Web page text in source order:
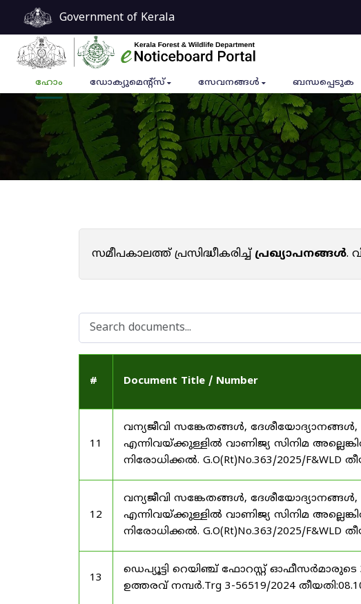
Government of Kerala
ഹോം ഡോക്യുമെൻ്റ്സ് സേവനങ്ങൾ ബന്ധപ്പെടുക
സമീപകാലത്ത് പ്രസിദ്ധീകരിച്ച്പ്രഖ്യാപനങ്ങൾ.
# Document Title / Number
11
വന്യജീവി സങ്കേതങ്ങൾ,
എന്നിവയ്ക്കുള്ളിൽ വാണിജ്യ സിനിമ
നിരോധിക്കൽ. G.O(Rt)No.363/2025/F&WLD
12
വന്യജീവി സങ്കേതങ്ങൾ,
എന്നിവയ്ക്കുള്ളിൽ വാണിജ്യ സിനിമ
നിരോധിക്കൽ. G.O(Rt)No.363/2025/F&WLD
13
ഡെപ്യൂട്ടി റെയിഞ്ച് ഫോറസ്റ്റ് ഓഫീസർമാരുടെ
ഉത്തരവ് നമ്പർ.Trg 3-56519/2024